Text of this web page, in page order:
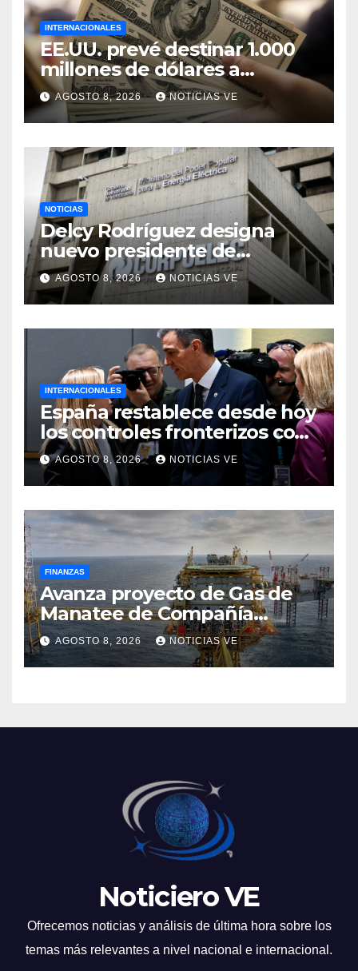
INTERNACIONALES
EE.UU. prevé destinar 1.000
millones de dólares a
Colombia para un paquete
de seguridad
AGOSTO 8, 2026 NOTICIAS VE
NOTICIAS
Delcy Rodríguez designa
nuevo presidente de
Corpoelec y nuevo
viceministro de Servicios
Eléctricos
AGOSTO 8, 2026 NOTICIAS VE
INTERNACIONALES
España restablece desde hoy
los controles fronterizos con
Italia tras el rechazo de Roma
a retirar las restricciones
AGOSTO 8, 2026 NOTICIAS VE
FINANZAS
Avanza proyecto de Gas de
Manatee de Compañía
Nacional de Gas de Trinidad y
Tobago
AGOSTO 8, 2026 NOTICIAS VE
Noticiero VE
Ofrecemos noticias y análisis de última hora sobre los
temas más relevantes a nivel nacional e internacional.